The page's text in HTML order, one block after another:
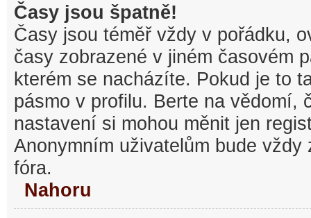
Časy jsou špatně!
Časy jsou téměř vždy v pořádku,
časy zobrazené v jiném časovém
kterém se nacházíte. Pokud je to
pásmo v profilu. Berte na vědomí,
nastavení si mohou měnit jen
Anonymním uživatelům bude
fóra.
Nahoru